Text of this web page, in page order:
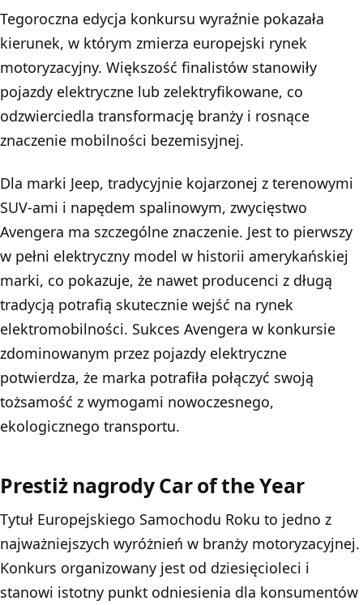
Tegoroczna edycja konkursu wyraźnie pokazała
kierunek, w którym zmierza europejski rynek
motoryzacyjny. Większość finalistów stanowiły
pojazdy elektryczne lub zelektryfikowane, co
odzwierciedla transformację branży i rosnące
znaczenie mobilności bezemisyjnej.
Dla marki Jeep, tradycyjnie kojarzonej z terenowymi
SUV-ami i napędem spalinowym, zwycięstwo
Avengera ma szczególne znaczenie. Jest to pierwszy
w pełni elektryczny model w historii amerykańskiej
marki, co pokazuje, że nawet producenci z długą
tradycją potrafią skutecznie wejść na rynek
elektromobilności. Sukces Avengera w konkursie
zdominowanym przez pojazdy elektryczne
potwierdza, że marka potrafiła połączyć swoją
tożsamość z wymogami nowoczesnego,
ekologicznego transportu.
Prestiż nagrody Car of the Year
Tytuł Europejskiego Samochodu Roku to jedno z
najważniejszych wyróżnień w branży motoryzacyjnej.
Konkurs organizowany jest od dziesięcioleci i
stanowi istotny punkt odniesienia dla konsumentów